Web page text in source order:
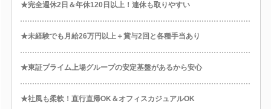
★完全週休2日＆年休120日以上！連休も取りやすい
★未経験でも月給26万円以上＋賞与2回と各種手当あり
★東証プライム上場グループの安定基盤があるから安心
★社風も柔軟！直行直帰OK＆オフィスカジュアルOK